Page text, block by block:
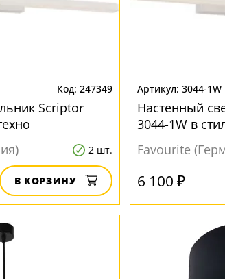
247349
Scriptor
2 шт.
В КОРЗИНУ
3044-1W
Настенный
3044-1W в
Favourite
6 100 ₽